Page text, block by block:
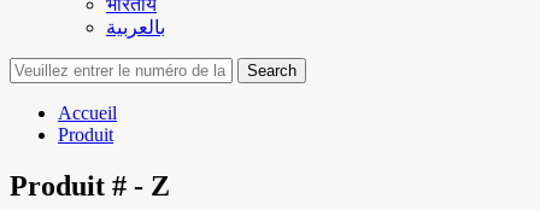
भारतीय
بالعربية
Search
Accueil
Produit
Produit # - Z